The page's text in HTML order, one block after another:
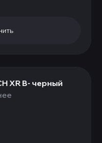
XR B- черный